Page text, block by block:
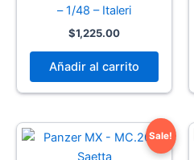
– 1/48 – Italeri
$1,225.00
Añadir al carrito
Sale!